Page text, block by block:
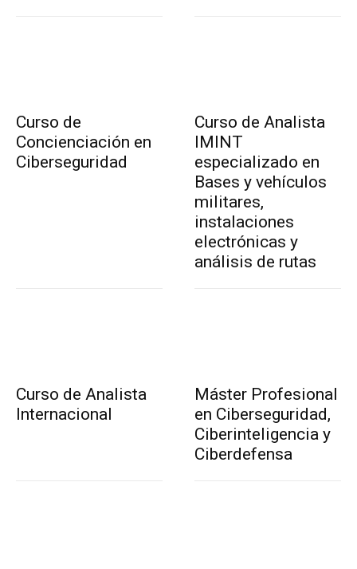
Curso de
Concienciación en
Ciberseguridad
Curso de Analista
IMINT
especializado en
Bases y vehículos
militares,
instalaciones
electrónicas y
análisis de rutas
Curso de Analista
Internacional
Máster Profesional
en Ciberseguridad,
Ciberinteligencia y
Ciberdefensa